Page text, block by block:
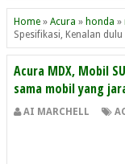
Home » Acura » honda »
Spesifikasi, Kenalan
Acura MDX, Mobil
sama mobil yang
AI MARCHELL